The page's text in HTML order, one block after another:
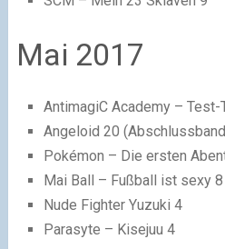
Mai 2017
AntimagiC Academy – Test-
Angeloid 20
Pokémon – Die ersten
Mai Ball – Fußball ist sexy 8
Nude Fighter Yuzuki 4
Parasyte – Kisejuu 4